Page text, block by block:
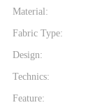
Material:
Fabric Type:
Design:
Technics:
Feature: